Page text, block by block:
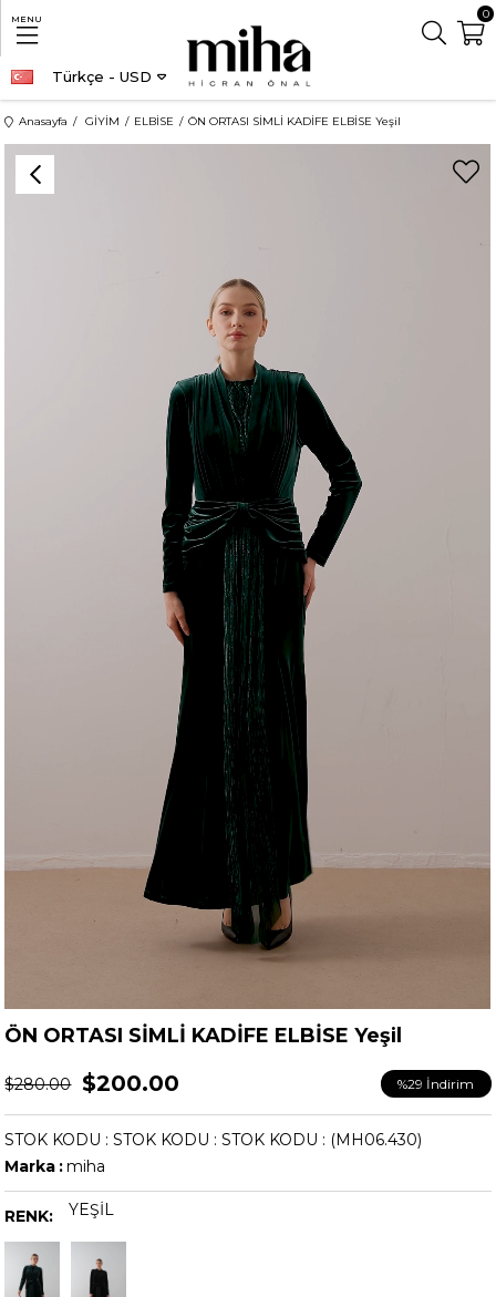
MENU
Türkçe - USD
0
Anasayfa GİYİM ELBİSE ÖN ORTASI SİMLİ KADİFE ELBİSE Yeşil
ÖN ORTASI SİMLİ KADİFE ELBİSE Yeşil
$280.00 $200.00 %29 İndirim
YEŞIL
(MH06.430)
STOK KODU STOK KODU
STOK KODU
Marka :miha
RENK: